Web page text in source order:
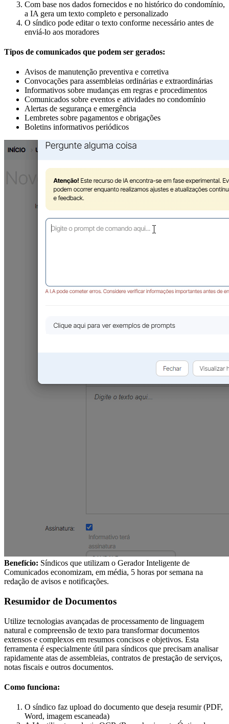
Com base nos dados fornecidos e no histórico do condomínio,
a IA gera um texto completo e personalizado
O síndico pode editar o texto conforme necessário antes de
enviá-lo aos moradores
Tipos de comunicados que podem ser gerados:
Avisos de manutenção preventiva e corretiva
Convocações para assembleias ordinárias e extraordinárias
Informativos sobre mudanças em regras e procedimentos
Comunicados sobre eventos e atividades no condomínio
Alertas de segurança e emergência
Lembretes sobre pagamentos e obrigações
Boletins informativos periódicos
Benefício: Síndicos que utilizam o Gerador Inteligente de
Comunicados economizam, em média, 5 horas por semana na
redação de avisos e notificações.
Resumidor de Documentos
Utilize tecnologias avançadas de processamento de linguagem
natural e compreensão de texto para transformar documentos
extensos e complexos em resumos concisos e objetivos. Esta
ferramenta é especialmente útil para síndicos que precisam analisar
rapidamente atas de assembleias, contratos de prestação de serviços,
notas fiscais e outros documentos.
Como funciona:
O síndico faz upload do documento que deseja resumir (PDF,
Word, imagem escaneada)